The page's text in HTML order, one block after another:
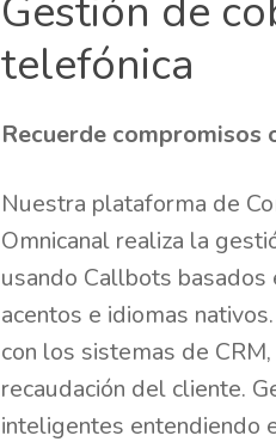
Gestión de
telefónica
Recuerde compromisos
Nuestra plataforma de
Omnicanal realiza la
usando Callbots basados
acentos e idiomas
con los sistemas de
recaudación del cliente.
inteligentes entendiendo